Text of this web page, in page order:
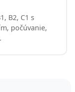
B2, C1 s
počúvanie,